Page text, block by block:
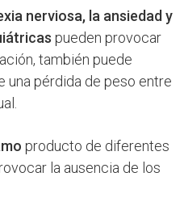
nerviosa, la ansiedad y
pueden provocar
también puede
una pérdida de peso entre
producto de diferentes
la ausencia de los